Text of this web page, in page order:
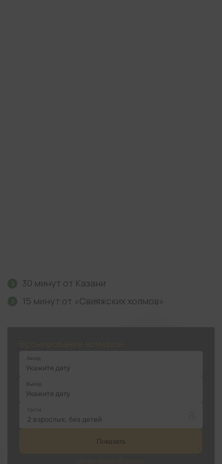
30 минут от Казани
15 минут от «Свияжских холмов»